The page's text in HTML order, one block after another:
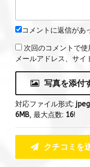
コメントに返信があ
次回のコメントで使
メールアドレス、サイ
写真を添付
対応ファイル形式:
6MB, 最大点数: 16!
クチコミを